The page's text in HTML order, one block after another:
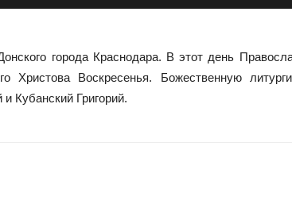
города Краснодара. В этот день
Христова Воскресенья. Божественную
Кубанский Григорий.